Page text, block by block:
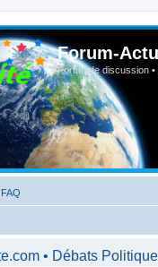
Forum-
Forum de discussion
FAQ
• Débats